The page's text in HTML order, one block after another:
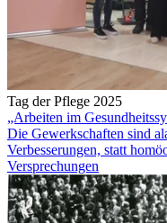
Tag der Pflege 2025
„Arbeiten im
Die Gewerkschaften sind
Verbesserungen, statt
Versprechungen